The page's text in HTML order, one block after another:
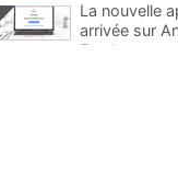
La nouvelle
arrivée sur
Freebox,